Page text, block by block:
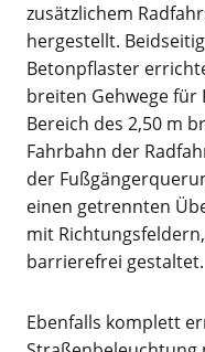
zusätzlichem
hergestellt.
Betonpflaster
breiten Gehwege für
Bereich des 2,50 m
Fahrbahn der
der
einen getrennten
mit
barrierefrei gestaltet.
Ebenfalls komplett